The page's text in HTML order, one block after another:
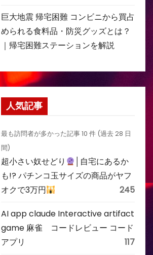
巨大地震 帰宅困難 コンビニから買占
められる食料品・防災グッズとは？
｜帰宅困難ステーションを解説
人気記事
最も訪問者が多かった記事 10 件 (過去 28 日
間)
超小さい奴せどり
│自宅にあるか
も!? パチンコ玉サイズの商品がヤフ
オクで3万円
245
AI app claude Interactive artifact
game 麻雀 コードレビュー コード
アプリ
117